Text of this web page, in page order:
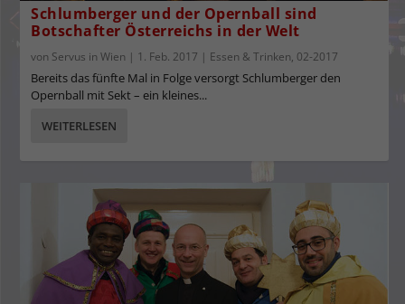
Schlumberger und der Opernball sind
Botschafter Österreichs in der Welt
von Servus in Wien | 1. Feb. 2017 | Essen & Trinken, 02-2017
Bereits das fünfte Mal in Folge versorgt Schlumberger den
Opernball mit Sekt – ein kleines...
WEITERLESEN